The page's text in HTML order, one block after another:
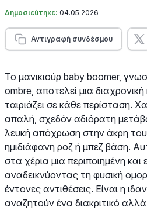
Δημοσιεύτηκε: 04.05.2026
Αντιγραφή συνδέσμου
Το μανικιούρ baby boomer,
ombre, αποτελεί μια
ταιριάζει σε κάθε περίσταση.
απαλή, σχεδόν αδιόρατη
λευκή απόχρωση στην άκρη του
ημιδιάφανη ροζ ή μπεζ βάση.
στα χέρια μια περιποιημένη
αναδεικνύοντας τη φυσική
έντονες αντιθέσεις. Είναι η
αναζητούν ένα διακριτικό